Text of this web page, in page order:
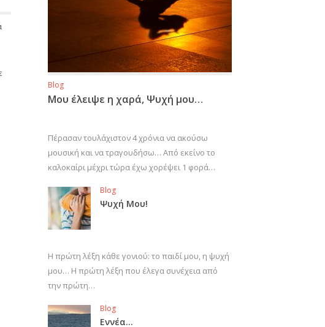
Blog
Μου έλειψε η χαρά, Ψυχή μου…
Πέρασαν τουλάχιστον 4 χρόνια να ακούσω
μουσική και να τραγουδήσω… Από εκείνο το
καλοκαίρι μέχρι τώρα έχω χορέψει 1 φορά…
Blog
Ψυχή Μου!
Η πρώτη λέξη κάθε γονιού: το παιδί μου, η ψυχή
μου… Η πρώτη λέξη που έλεγα συνέχεια από
την πρώτη…
Blog
Εννέα…